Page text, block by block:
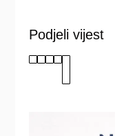
Podjeli vijest